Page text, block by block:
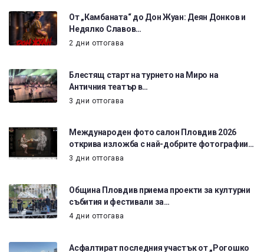
От „Камбаната“ до Дон Жуан: Деян Донков и
Недялко Славов…
2 дни оттогава
Блестящ старт на турнето на Миро на
Античния театър в…
3 дни оттогава
Международен фото салон Пловдив 2026
открива изложба с най-добрите фотографии…
3 дни оттогава
Община Пловдив приема проекти за културни
събития и фестивали за…
4 дни оттогава
Асфалтират последния участък от „Рогошко